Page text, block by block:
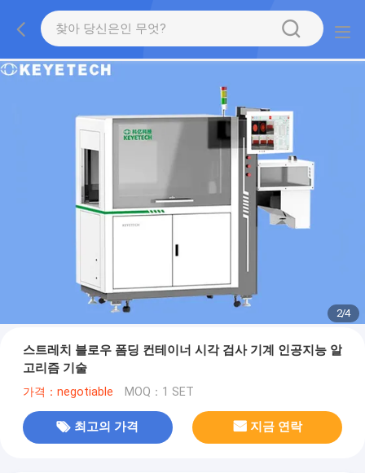
2/4
스트레치 블로우 폼딩 컨테이너 시각 검사 기계 인공지능 알
고리즘 기술
가격：negotiable MOQ：1 SET
최고의 가격 지금 연락